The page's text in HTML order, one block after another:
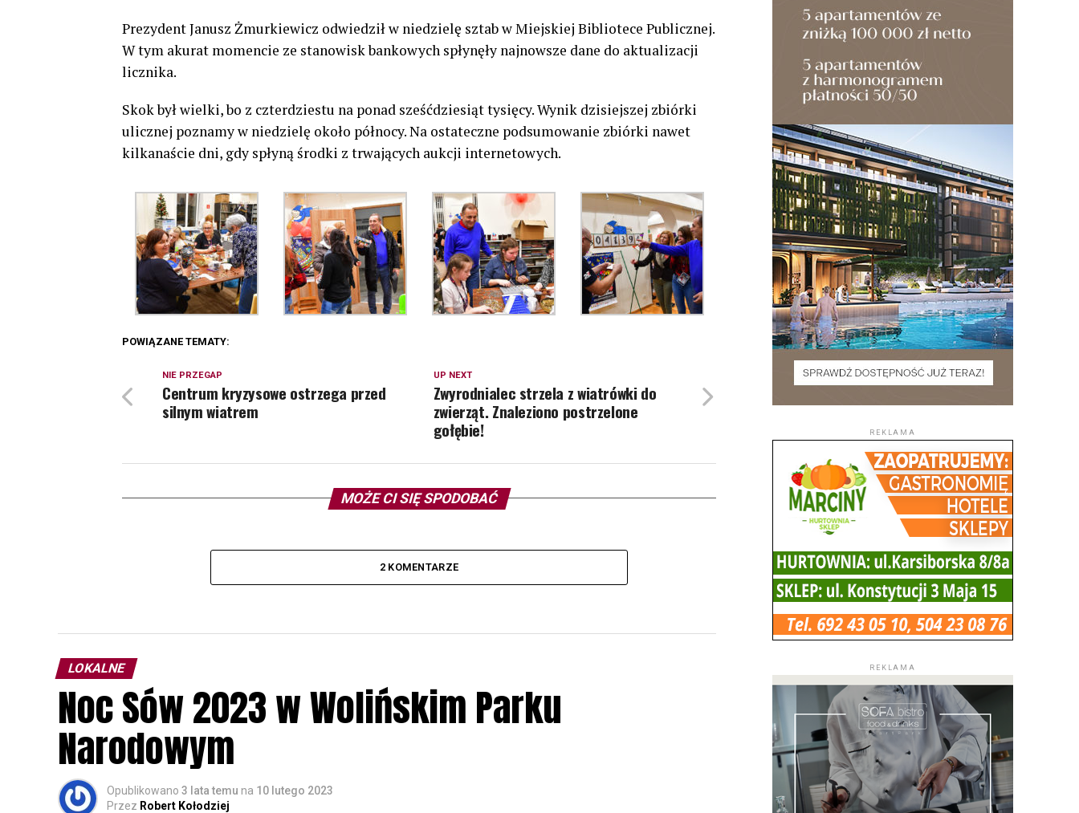
Prezydent Janusz Żmurkiewicz odwiedził w niedzielę sztab w Miejskiej Bibliotece Publicznej.
W tym akurat momencie ze stanowisk bankowych spłynęły najnowsze dane do aktualizacji
licznika.
Skok był wielki, bo z czterdziestu na ponad sześćdziesiąt tysięcy. Wynik dzisiejszej zbiórki
ulicznej poznamy w niedzielę około północy. Na ostateczne podsumowanie zbiórki nawet
kilkanaście dni, gdy spłyną środki z trwających aukcji internetowych.
POWIĄZANE TEMATY:
UP NEXT
Zwyrodnialec strzela z wiatrówki do
zwierząt. Znaleziono postrzelone
gołębie!
NIE PRZEGAP
Centrum kryzysowe ostrzega przed
silnym wiatrem
MOŻE CI SIĘ SPODOBAĆ
2 KOMENTARZE
LOKALNE
Noc Sów 2023 w Wolińskim Parku
Narodowym
Opublikowano 3 lata temu na 10 lutego 2023
Przez Robert Kołodziej
REKLAMA
REKLAMA